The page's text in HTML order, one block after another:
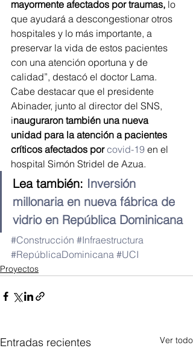
mayormente afectados por traumas, lo
que ayudará a descongestionar otros
hospitales y lo más importante, a
preservar la vida de estos pacientes
con una atención oportuna y de
calidad”, destacó el doctor Lama.
Cabe destacar que el presidente
Abinader, junto al director del SNS,
inauguraron también una nueva
unidad para la atención a pacientes
críticos afectados por covid-19 en el
hospital Simón Stridel de Azua.
Lea también: Inversión
millonaria en nueva fábrica de
vidrio en República Dominicana
#Construcción #Infraestructura
#RepúblicaDominicana #UCI
Proyectos
Entradas recientes Ver todo